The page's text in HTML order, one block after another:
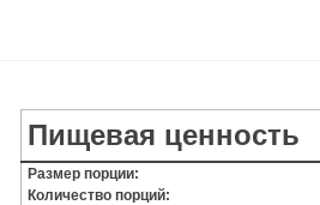
Пищевая ценность
Размер порции:
Количество порций: